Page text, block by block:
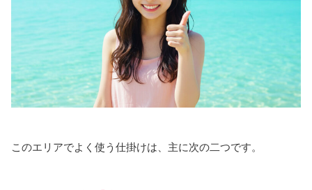
このエリアでよく使う仕掛けは、主に次の二つです。